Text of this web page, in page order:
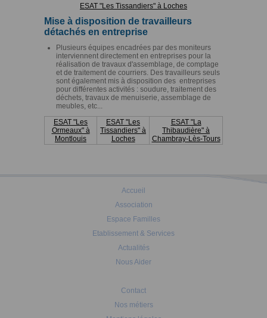
ESAT "Les Tissandiers" à Loches
Mise à disposition de travailleurs
détachés en entreprise
Plusieurs équipes encadrées par des moniteurs
interviennent directement en entreprises pour la
réalisation de travaux d'assemblage, de comptage
et de traitement de courriers. Des travailleurs seuls
sont également mis à disposition des entreprises
pour différentes activités : soudure, traitement des
déchets, travaux de menuiserie, assemblage de
meubles, etc...
ESAT "Les
Ormeaux" à
Montlouis
ESAT "Les
Tissandiers" à
Loches
ESAT "La
Thibaudière" à
Chambray-Lès-Tours
Accueil
Association
Espace Familles
Etablissement & Services
Actualités
Nous Aider
Contact
Nos métiers